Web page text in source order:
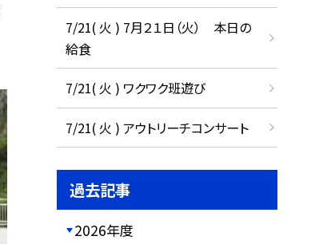
7/21( 火 ) 7月２１日（火） 本日の
給食
7/21( 火 ) ワクワク班遊び
7/21( 火 ) アウトリーチコンサート
過去記事
2026年度